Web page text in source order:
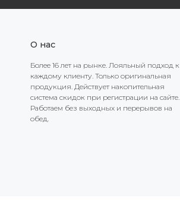
О нас
Более 16 лет на рынке. Лояльный подход к
каждому клиенту. Только оригинальная
продукция. Действует накопительная
система скидок при регистрации на сайте.
Работаем без выходных и перерывов на
обед.